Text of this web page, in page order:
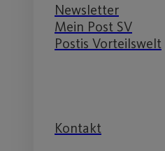
Newsletter
Mein Post SV
Postis Vorteilswelt
Kontakt